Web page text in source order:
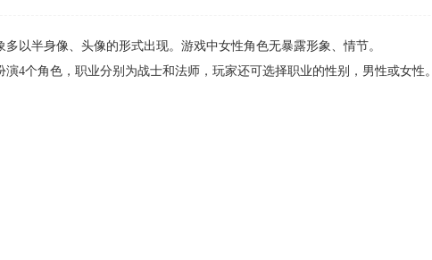
多以半身像、头像的形式出现。游戏中女性角色无暴露形象、情节。
演4个角色，职业分别为战士和法师，玩家还可选择职业的性别，男性或女性。